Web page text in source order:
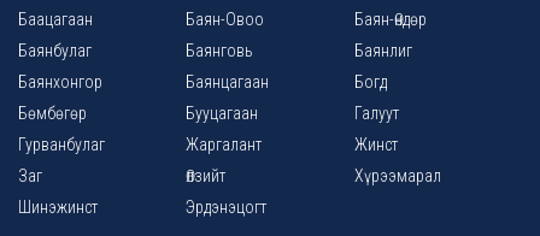
Баацагаан Баян-Овоо
Баян-Өндөр
Баянбулаг
Баянговь
Баянлиг
Баянхонгор
Баянцагаан
Богд
Бөмбөгөр
Бууцагаан
Галуут
Гурванбулаг
Жаргалант
Жинст
Заг
Өлзийт
Хүрээмарал
Шинэжинст
Эрдэнэцогт